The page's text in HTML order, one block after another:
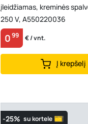
įleidžiamas, kreminės
250 V, A550220036
099 € / vnt.
Į krepšelį
-25% su kortele